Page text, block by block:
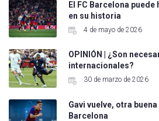
El FC Barcelona
en su historia
4 de mayo de 2026
OPINIÓN | ¿Son
internacionales?
30 de marzo de 2026
Gavi vuelve, otra
Barcelona